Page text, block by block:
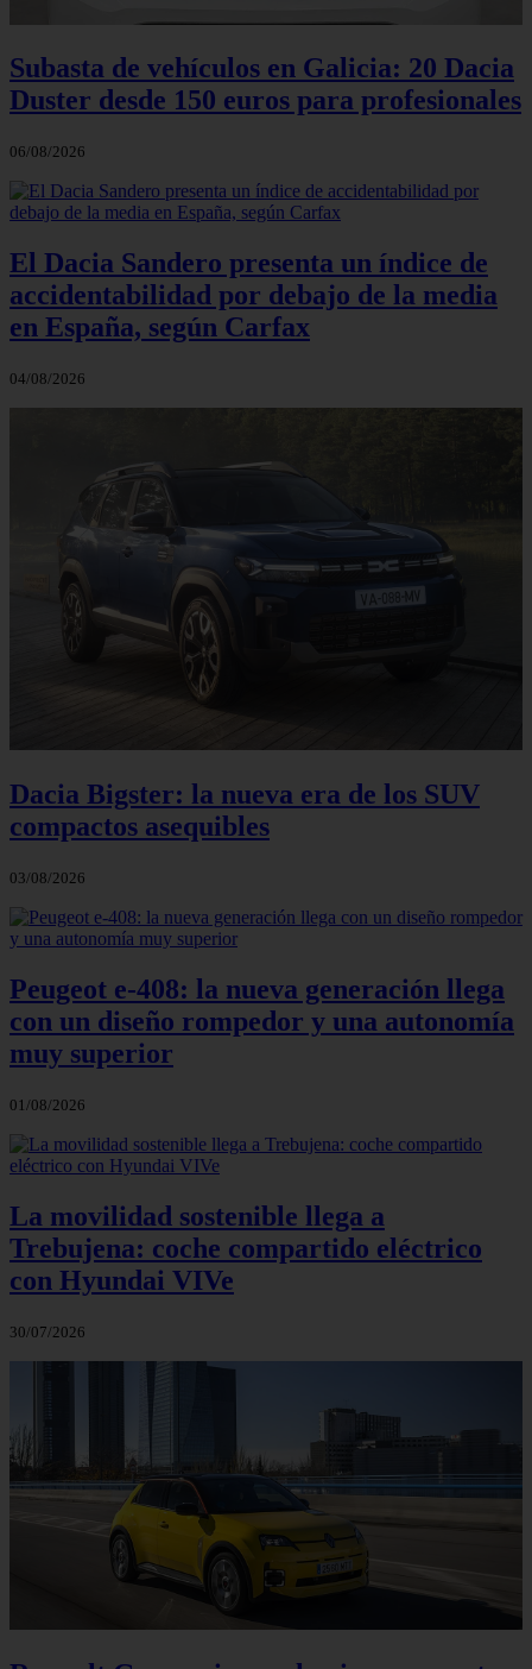
Subasta de vehículos en Galicia: 20 Dacia
Duster desde 150 euros para profesionales
06/08/2026
El Dacia Sandero presenta un índice de
accidentabilidad por debajo de la media
en España, según Carfax
04/08/2026
Dacia Bigster: la nueva era de los SUV
compactos asequibles
03/08/2026
Peugeot e-408: la nueva generación llega
con un diseño rompedor y una autonomía
muy superior
01/08/2026
La movilidad sostenible llega a
Trebujena: coche compartido eléctrico
con Hyundai VIVe
30/07/2026